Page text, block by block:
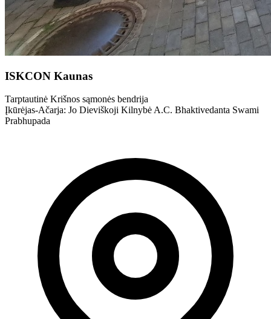
ISKCON Kaunas
Tarptautinė Krišnos sąmonės bendrija
Įkūrėjas-Ačarja: Jo Dieviškoji Kilnybė A.C. Bhaktivedanta Swami
Prabhupada